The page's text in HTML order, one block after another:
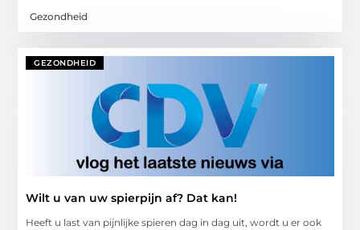
Gezondheid
GEZONDHEID
Wilt u van uw spierpijn af? Dat kan!
Heeft u last van pijnlijke spieren dag in dag uit, wordt u er ook